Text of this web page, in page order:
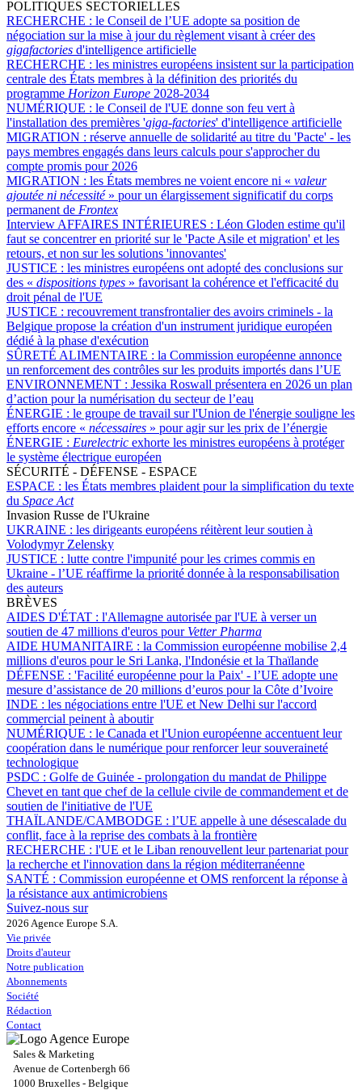
POLITIQUES SECTORIELLES
RECHERCHE : le Conseil de l’UE adopte sa position de
négociation sur la mise à jour du règlement visant à créer des
gigafactories d'intelligence artificielle
RECHERCHE : les ministres européens insistent sur la participation
centrale des États membres à la définition des priorités du
programme Horizon Europe 2028-2034
NUMÉRIQUE : le Conseil de l'UE donne son feu vert à
l'installation des premières 'giga-factories' d'intelligence artificielle
MIGRATION : réserve annuelle de solidarité au titre du 'Pacte' - les
pays membres engagés dans leurs calculs pour s'approcher du
compte promis pour 2026
MIGRATION : les États membres ne voient encore ni « valeur
ajoutée ni nécessité » pour un élargissement significatif du corps
permanent de Frontex
Interview AFFAIRES INTÉRIEURES : Léon Gloden estime qu'il
faut se concentrer en priorité sur le 'Pacte Asile et migration' et les
retours, et non sur les solutions 'innovantes'
JUSTICE : les ministres européens ont adopté des conclusions sur
des « dispositions types » favorisant la cohérence et l'efficacité du
droit pénal de l'UE
JUSTICE : recouvrement transfrontalier des avoirs criminels - la
Belgique propose la création d'un instrument juridique européen
dédié à la phase d'exécution
SÛRETÉ ALIMENTAIRE : la Commission européenne annonce
un renforcement des contrôles sur les produits importés dans l’UE
ENVIRONNEMENT : Jessika Roswall présentera en 2026 un plan
d’action pour la numérisation du secteur de l’eau
ÉNERGIE : le groupe de travail sur l'Union de l'énergie souligne les
efforts encore « nécessaires » pour agir sur les prix de l’énergie
ÉNERGIE : Eurelectric exhorte les ministres européens à protéger
le système électrique européen
SÉCURITÉ - DÉFENSE - ESPACE
ESPACE : les États membres plaident pour la simplification du texte
du Space Act
Invasion Russe de l'Ukraine
UKRAINE : les dirigeants européens réitèrent leur soutien à
Volodymyr Zelensky
JUSTICE : lutte contre l'impunité pour les crimes commis en
Ukraine - l’UE réaffirme la priorité donnée à la responsabilisation
des auteurs
BRÈVES
AIDES D'ÉTAT : l'Allemagne autorisée par l'UE à verser un
soutien de 47 millions d'euros pour Vetter Pharma
AIDE HUMANITAIRE : la Commission européenne mobilise 2,4
millions d'euros pour le Sri Lanka, l'Indonésie et la Thaïlande
DÉFENSE : 'Facilité européenne pour la Paix' - l’UE adopte une
mesure d’assistance de 20 millions d’euros pour la Côte d’Ivoire
INDE : les négociations entre l'UE et New Delhi sur l'accord
commercial peinent à aboutir
NUMÉRIQUE : le Canada et l'Union européenne accentuent leur
coopération dans le numérique pour renforcer leur souveraineté
technologique
PSDC : Golfe de Guinée - prolongation du mandat de Philippe
Chevet en tant que chef de la cellule civile de commandement et de
soutien de l'initiative de l'UE
THAÏLANDE/CAMBODGE : l’UE appelle à une désescalade du
conflit, face à la reprise des combats à la frontière
RECHERCHE : l'UE et le Liban renouvellent leur partenariat pour
la recherche et l'innovation dans la région méditerranéenne
SANTÉ : Commission européenne et OMS renforcent la réponse à
la résistance aux antimicrobiens
Suivez-nous sur
2026 Agence Europe S.A.
Vie privée
Droits d'auteur
Notre publication
Abonnements
Société
Rédaction
Contact
Sales & Marketing
Avenue de Cortenbergh 66
1000 Bruxelles - Belgique